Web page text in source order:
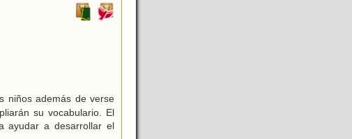
niños además de verse
su vocabulario. El
ayudar a desarrollar el